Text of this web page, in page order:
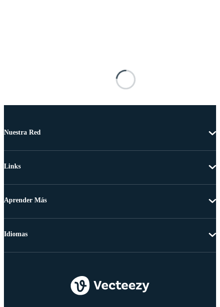
Nuestra Red
Links
Aprender Más
Idiomas